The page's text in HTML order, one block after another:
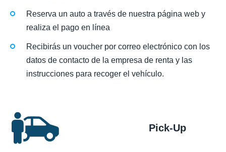
Reserva un auto a través de nuestra página web y
realiza el pago en línea
Recibirás un voucher por correo electrónico con los
datos de contacto de la empresa de renta y las
instrucciones para recoger el vehículo.
Pick-Up